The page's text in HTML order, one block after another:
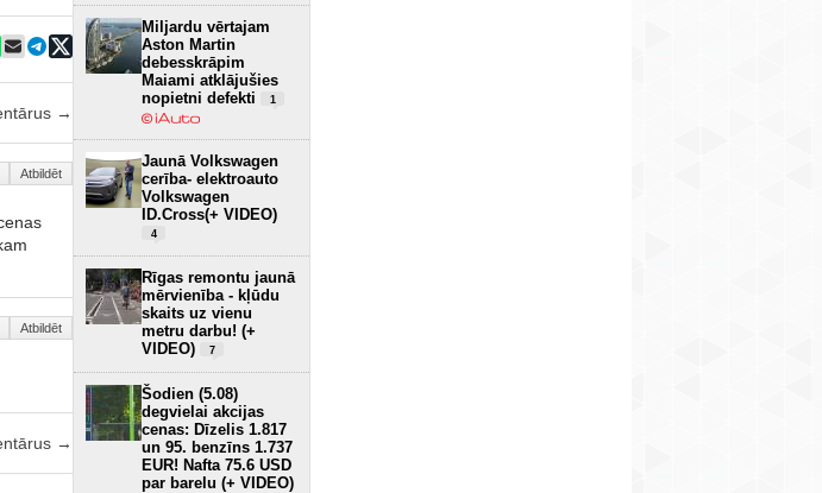
→
Atbildēt
Atbildēt
→
Miljardu vērtajam
Aston Martin
debesskrāpim
Maiami atklājušies
nopietni defekti
1
Jaunā Volkswagen
cerība- elektroauto
Volkswagen
ID.Cross(+ VIDEO)
4
Rīgas remontu jaunā
mērvienība - kļūdu
skaits uz vienu
metru darbu! (+
VIDEO)
7
Šodien (5.08)
degvielai akcijas
cenas: Dīzelis 1.817
un 95. benzīns 1.737
EUR! Nafta 75.6 USD
par barelu (+ VIDEO)